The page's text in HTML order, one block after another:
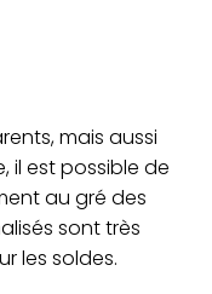
mais aussi
il est possible de
au gré des
sont très
les soldes.